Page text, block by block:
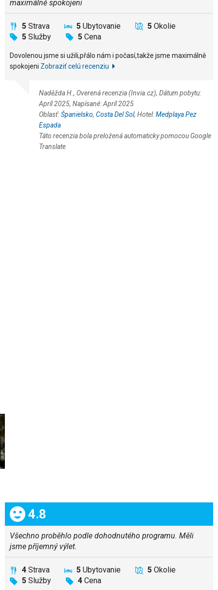
maximálně spokojeni
5 Strava 5 Ubytovanie 5 Okolie
5 Služby 5 Cena
Dovolenou jsme si užili,přálo nám i počasí,takže jsme maximálně
spokojeni Zobraziť celú recenziu
Naděžda H., Overená recenzia (Invia.cz), Dátum pobytu:
Apríl 2025, Napísané: Apríl 2025
Oblasť:Španielsko, Costa Del Sol, Hotel:Medplaya Pez
Espada
Táto recenzia bola preložená automaticky pomocou Google
Translate
Celkom:
4.8
Všechno proběhlo podle dohodnutého programu. Měli
jsme příjemný výlet.
4 Strava 5 Ubytovanie 5 Okolie
5 Služby 4 Cena